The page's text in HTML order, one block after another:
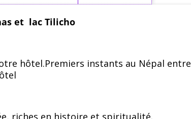
et lac Tilicho
hôtel.Premiers instants au Népal entre
riches en histoire et spiritualité.